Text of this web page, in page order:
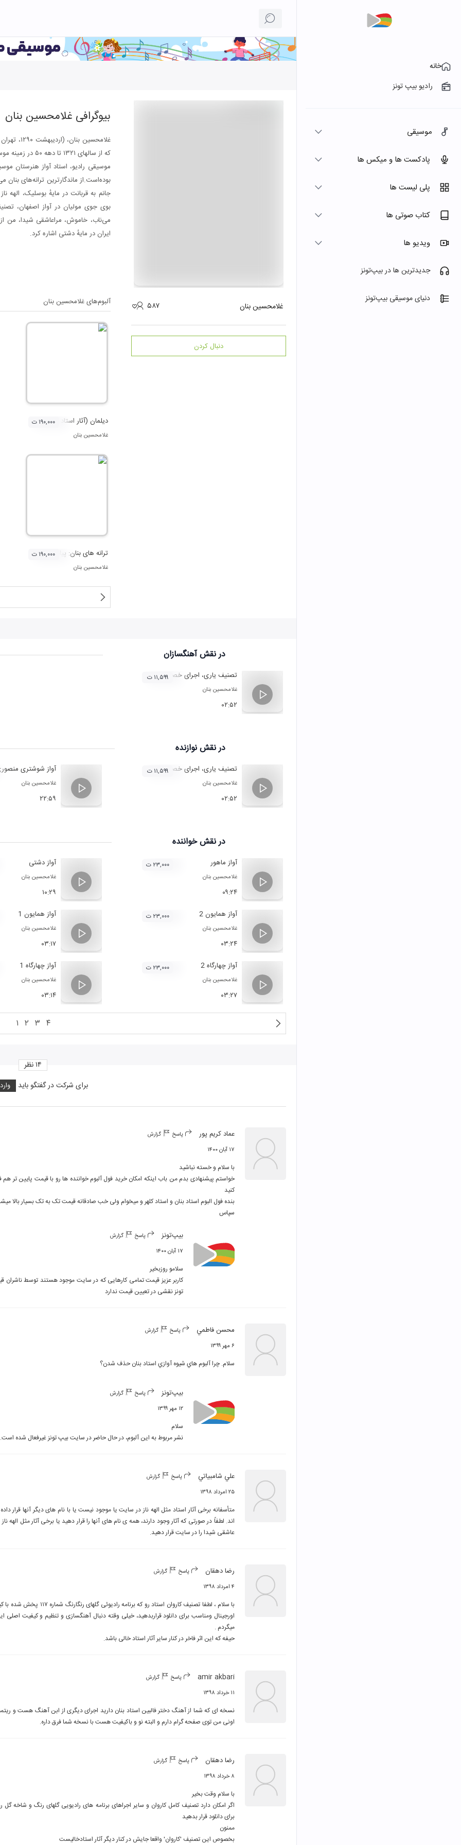
خانه
رادیو بیپ تونز
موسیقی
پادکست ها و میکس ها
پلی لیست ها
کتاب صوتی ها
ویدیو ها
جدیدترین ها در بیپ‌تونز
دنیای موسیقی بیپ‌تونز
غلامحسین بنان ۵۸۷
دنبال کردن
بیوگرافی غلامحسین بنان
که از سالهای
موسیقی رادیو، استاد آواز هنرستان
بوده‌است.از ماندگارترین ترانه‌های
جانم به قربانت در مایهٔ بوسلیک، الهه
بوی جوی مولیان در آواز اصفهان،
می‌ناب، خاموش، مراعاشقی شیدا، من
ایران در مایهٔ دشتی اشاره کرد.
آلبوم‌هایغلامحسین بنان
دیلمان (آثار استاد بنان روی صفحه های
غلامحسین بنان
۱۹۰,۰۰۰ ت
ترانه های بنان: پیام دل
غلامحسین بنان
۱۹۰,۰۰۰ ت
در نقشآهنگسازان
تصنیف یاری، اجرای خصوصی، تاریخ اجرا 1335، تنبک
غلامحسین بنان
۰۲:۵۲
۱۱,۵۹۹ ت
در نقشنوازنده
تصنیف یاری، اجرای خصوصی، تاریخ اجرا 1335، تنبک
غلامحسین بنان
۰۲:۵۲
۱۱,۵۹۹ ت آواز شوشتری
غلامحسین بنان
۲۲:۵۹
در نقشخواننده
آواز ماهور
غلامحسین بنان
۰۹:۲۴
۲۳,۰۰۰ ت آواز دشتی
غلامحسین بنان
۱۰:۲۹
آواز همایون 2
غلامحسین بنان
۰۳:۲۴
۲۳,۰۰۰ ت آواز همایون 1
غلامحسین بنان
۰۳:۱۷
آواز چهارگاه 2
غلامحسین بنان
۰۳:۲۷
۲۳,۰۰۰ ت آواز چهارگاه 1
غلامحسین بنان
۰۳:۱۴
۱ ۲ ۳ ۴
برای شرکت در گفتگو باید
۱۴نظر
عماد کریم پور پاسخ گزارش
۱۷ آبان ۱۴۰۰
سپاس
بیپ‌تونز پاسخ گزارش
۱۷ آبان ۱۴۰۰
تونز نقشی در تعیین قیمت ندارد
محسن فاطمي پاسخ گزارش
۶ مهر ۱۳۹۹
سلام. چرا آلبوم هاي شيوه آوازي استاد بنان حذف شدن؟
بیپ‌تونز پاسخ گزارش
۱۲ مهر ۱۳۹۹
نشر مربوط به این آلبوم، در حال حاضر در سایت بیپ تونز غیرفعال شده است.
علي شامبياتي پاسخ گزارش
۲۵ امرداد ۱۳۹۸
عاشقی شیدا را در سایت قرار دهید.
رضا دهقان پاسخ گزارش
۴ امرداد ۱۳۹۸
حیفه که این اثر فاخر در کنار سایر آثار استاد خالی باشد.
amir akbari پاسخ گزارش
۱۱ خرداد ۱۳۹۸
اونی من توی صفحه گرام دارم و البته نو و باکیفیت هست با نسخه شما فرق داره.
رضا دهقان پاسخ گزارش
۸ خرداد ۱۳۹۸
بخصوص این تصنیف 'کاروان' واقعا جایش در کنار دیگر آثار استادخالیست